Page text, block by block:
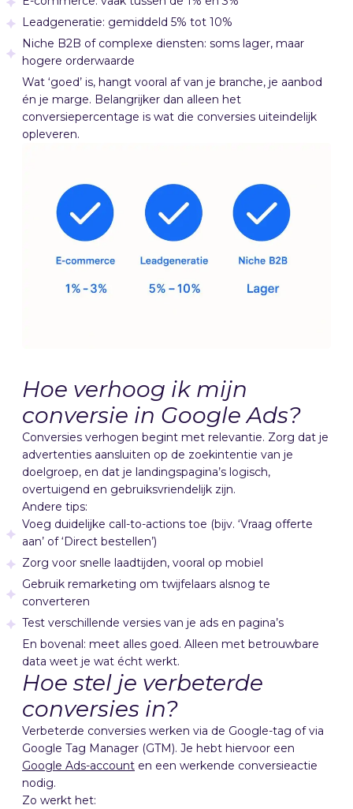
Leadgeneratie: gemiddeld 5% tot 10%
Niche B2B of complexe diensten: soms lager, maar
hogere orderwaarde
Wat ‘goed’ is, hangt vooral af van je branche, je aanbod
én je marge. Belangrijker dan alleen het
conversiepercentage is wat die conversies uiteindelijk
opleveren.
Hoe verhoog ik mijn
conversie in Google Ads?
Conversies verhogen begint met relevantie. Zorg dat je
advertenties aansluiten op de zoekintentie van je
doelgroep, en dat je landingspagina’s logisch,
overtuigend en gebruiksvriendelijk zijn.
Andere tips:
Voeg duidelijke call-to-actions toe (bijv. ‘Vraag offerte
aan’ of ‘Direct bestellen’)
Zorg voor snelle laadtijden, vooral op mobiel
Gebruik remarketing om twijfelaars alsnog te
converteren
Test verschillende versies van je ads en pagina’s
En bovenal: meet alles goed. Alleen met betrouwbare
data weet je wat écht werkt.
Hoe stel je verbeterde
conversies in?
Verbeterde conversies werken via de Google-tag of via
Google Tag Manager (GTM). Je hebt hiervoor een
Google Ads-account en een werkende conversieactie
nodig.
Zo werkt het: